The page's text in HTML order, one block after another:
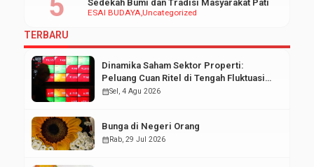
ESAI BUDAYAUncategorized
Sedekah Bumi dan Tradisi Masyarakat Pati
TERBARU
Dinamika Saham Sektor Properti:
Peluang Cuan Ritel di Tengah Fluktuasi
Pasar Modal
calendar_monthSel, 4 Agu 2026
Bunga di Negeri Orang
calendar_monthRab, 29 Jul 2026